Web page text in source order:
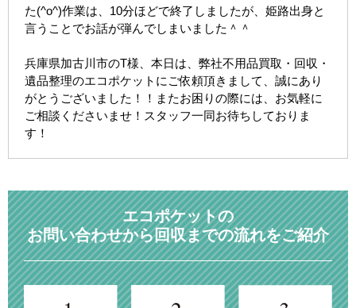
た(^o^)作業は、10分ほどで終了しましたが、姫路出身と
言うことでお話が弾んでしまいました＾＾
兵庫県加古川市のT様、本日は、弊社不用品買取・回収・
遺品整理のエコポケットにご依頼頂きまして、誠にあり
がとうございました！！またお困りの際には、お気軽に
ご相談くださいませ！スタッフ一同お待ちしておりま
す！
エコポケットの
お問い合わせから回収までの流れをご紹介